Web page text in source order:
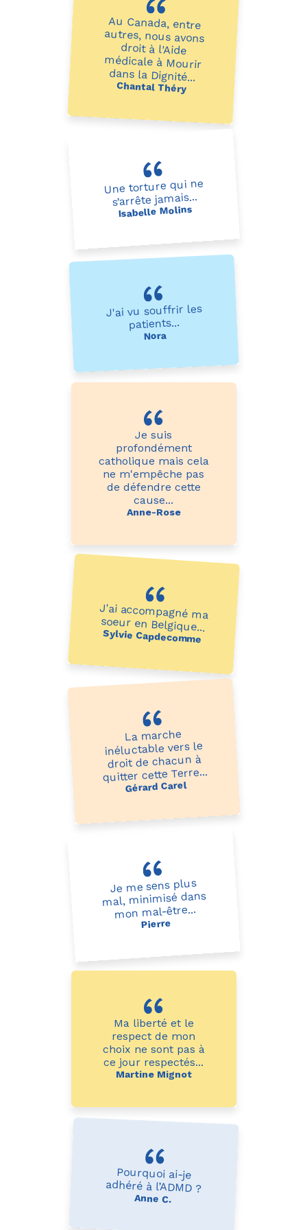
Au Canada, entre
autres, nous avons
droit à l'Aide
médicale à Mourir
dans la Dignité...
Chantal Théry
Une torture qui ne
s’arrête jamais...
Isabelle Molins
J'ai vu souffrir les
patients...
Nora
Je suis
profondément
catholique mais cela
ne m'empêche pas
de défendre cette
cause...
Anne-Rose
J'ai accompagné ma
soeur en Belgique...
Sylvie Capdecomme
La marche
inéluctable vers le
droit de chacun à
quitter cette Terre...
Gérard Carel
Je me sens plus
mal, minimisé dans
mon mal-être...
Pierre
Ma liberté et le
respect de mon
choix ne sont pas à
ce jour respectés...
Martine Mignot
Pourquoi ai-je
adhéré à l’ADMD ?
Anne C.